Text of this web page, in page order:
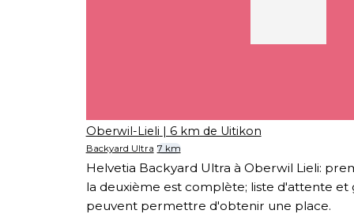
Oberwil-Lieli | 6 km de Uitikon
Backyard Ultra 7 km
Helvetia Backyard Ultra à Oberwil Lieli:
la deuxième est complète; liste d'attente
peuvent permettre d'obtenir une place.